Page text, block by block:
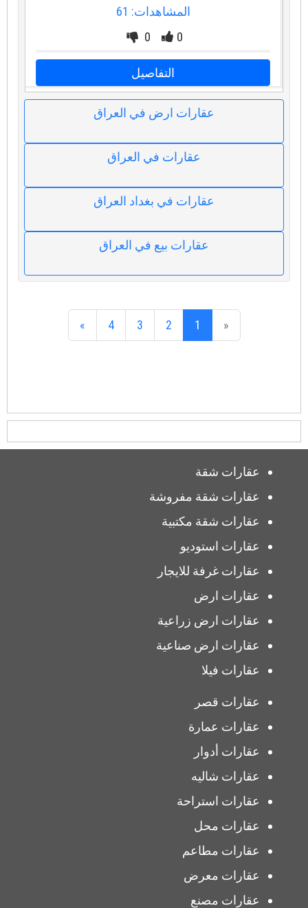
المشاهدات: 61
0
0
التفاصيل
عقارات ارض في العراق
عقارات في العراق
عقارات في بغداد العراق
عقارات بيع في العراق
«
1
2
3
4
»
عقارات شقة
عقارات شقة مفروشة
عقارات شقة مكتبية
عقارات استوديو
عقارات غرفة للايجار
عقارات ارض
عقارات ارض زراعية
عقارات ارض صناعية
عقارات فيلا
عقارات قصر
عقارات عمارة
عقارات أدوار
عقارات شاليه
عقارات استراحة
عقارات محل
عقارات مطاعم
عقارات معرض
عقارات مصنع